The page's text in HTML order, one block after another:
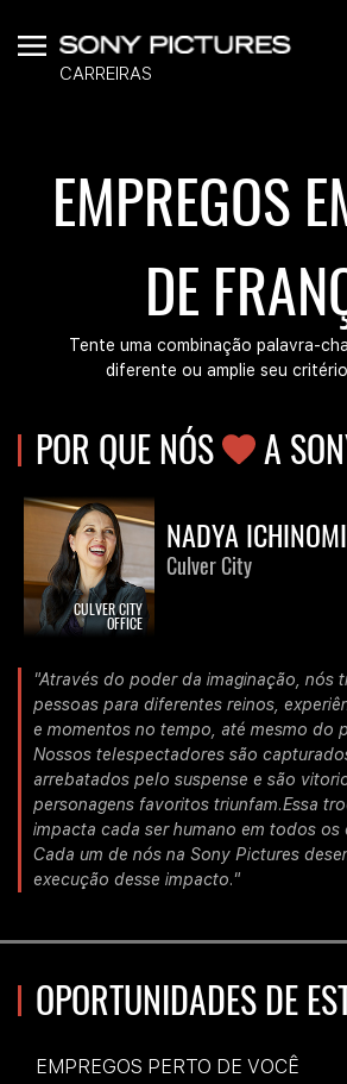
CARREIRAS
Menu
EMPREGOS
DE
Tente uma combinação palavra-
diferente ou amplie seu
POR QUE NÓSAMOR
A
CULVER CITY
OFFICE
NADYA
Culver City
"Através do poder da imaginação, nós
pessoas para diferentes reinos,
e momentos no tempo, até mesmo do
Nossos telespectadores são
arrebatados pelo suspense e são
personagens favoritos triunfam.Essa
impacta cada ser humano em todos os
Cada um de nós na Sony Pictures
execução desse impacto."
OPORTUNIDADES DE
EMPREGOS PERTO DE VOCÊ